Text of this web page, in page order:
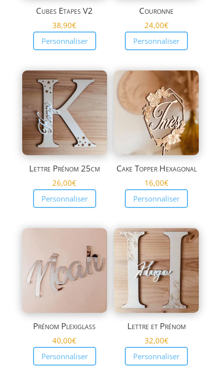
Cubes Etapes V2
38,90€
Personnaliser
Couronne
24,00€
Personnaliser
Lettre Prénom 25cm
26,00€
Personnaliser
Cake Topper Hexagonal
16,00€
Personnaliser
Prénom Plexiglass
40,00€
Personnaliser
Lettre et Prénom
32,00€
Personnaliser